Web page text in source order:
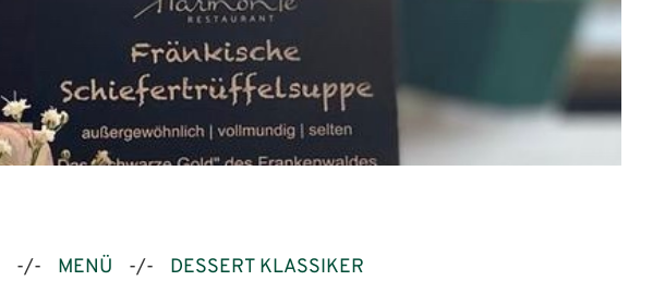
-/- MENÜ -/- DESSERT KLASSIKER